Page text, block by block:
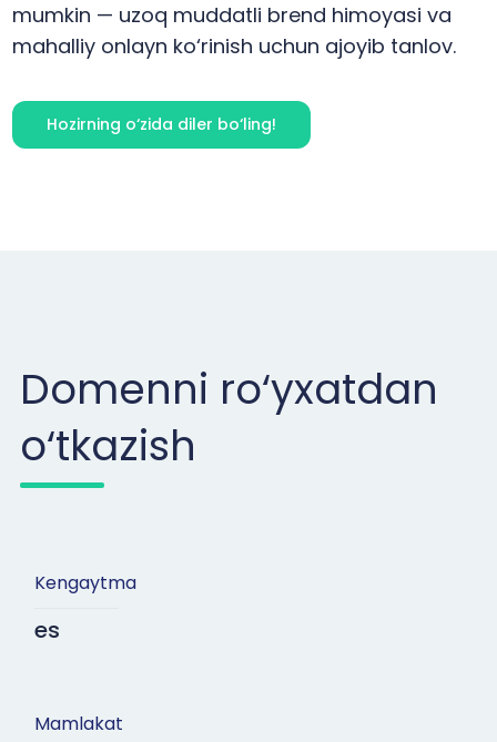
mumkin — uzoq muddatli brend himoyasi va
mahalliy onlayn ko‘rinish uchun ajoyib tanlov.
Hozirning o‘zida diler bo‘ling!
Domenni ro‘yxatdan
o‘tkazish
Kengaytma
es
Mamlakat